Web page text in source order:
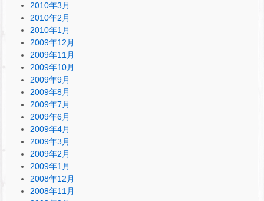
2010年3月
2010年2月
2010年1月
2009年12月
2009年11月
2009年10月
2009年9月
2009年8月
2009年7月
2009年6月
2009年4月
2009年3月
2009年2月
2009年1月
2008年12月
2008年11月